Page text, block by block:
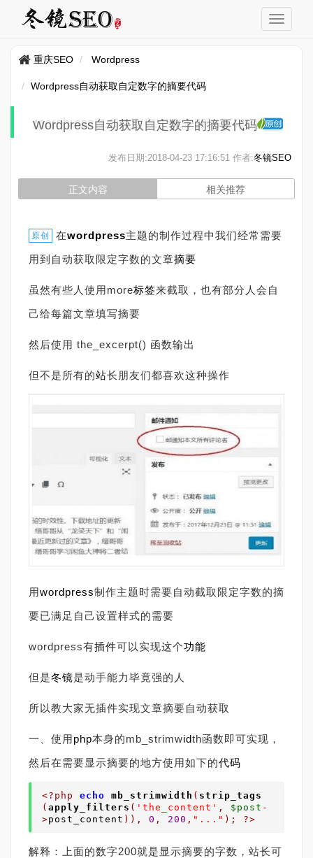
重庆SEO Wordpress
Wordpress自动获取自定数字的摘要代码
Wordpress自动获取自定数字的摘要代码
发布日期:2018-04-23 17:16:51 作者:冬镜SEO
正文内容 相关推荐
原创 在wordpress主题的制作过程中我们经常需要
用到自动获取限定字数的文章摘要
虽然有些人使用more标签来截取，也有部分人会自
己给每篇文章填写摘要
然后使用 the_excerpt() 函数输出
但不是所有的站长朋友们都喜欢这种操作
用wordpress制作主题时需要自动截取限定字数的摘
要已满足自己设置样式的需要
wordpress有插件可以实现这个功能
但是冬镜是动手能力毕竟强的人
所以教大家无插件实现文章摘要自动获取
一、使用php本身的mb_strimwidth函数即可实现，
然后在需要显示摘要的地方使用如下的代码
<?php echo mb_strimwidth ( strip _tags
( apply_filters ( 'the_content' , $post -
>post_content )), 0 , 200 , "..." ); ?>
解释：上面的数字200就是显示摘要的字数，站长可